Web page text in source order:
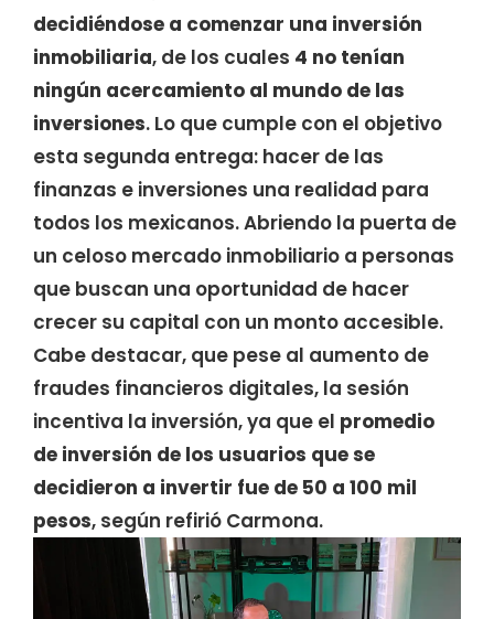
decidiéndose a comenzar una inversión
inmobiliaria, de los cuales 4 no tenían
ningún acercamiento al mundo de las
inversiones. Lo que cumple con el objetivo
esta segunda entrega: hacer de las
finanzas e inversiones una realidad para
todos los mexicanos. Abriendo la puerta de
un celoso mercado inmobiliario a personas
que buscan una oportunidad de hacer
crecer su capital con un monto accesible.
Cabe destacar, que pese al aumento de
fraudes financieros digitales, la sesión
incentiva la inversión, ya que el promedio
de inversión de los usuarios que se
decidieron a invertir fue de 50 a 100 mil
pesos, según refirió Carmona.